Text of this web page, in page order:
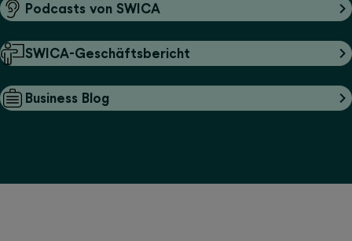
Podcasts von SWICA
SWICA-Geschäftsbericht
Business Blog